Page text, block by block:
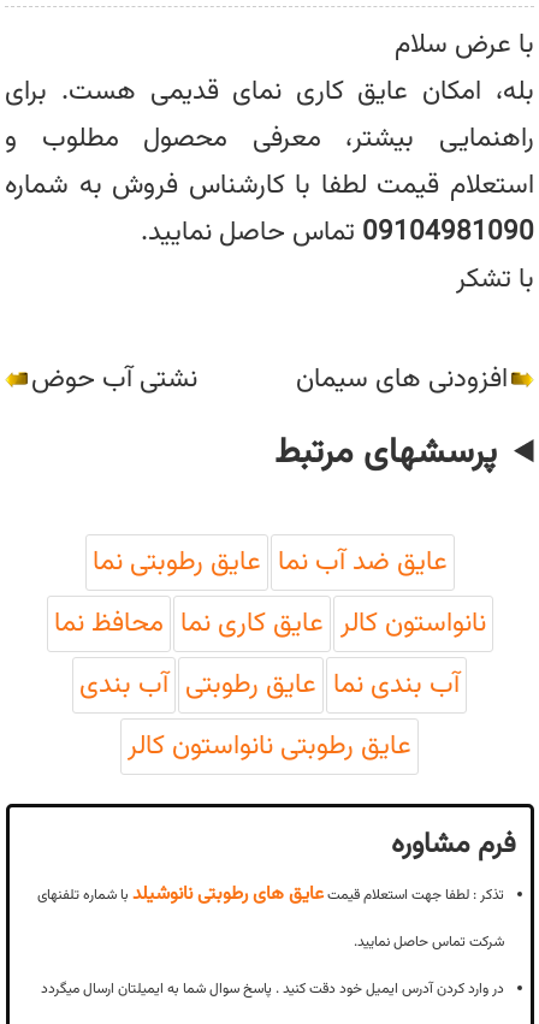
با عرض سلام
بله، امکان عایق کاری نمای قدیمی هست. برای
راهنمایی بیشتر، معرفی محصول مطلوب و
استعلام قیمت لطفا با کارشناس فروش به شماره
09104981090 تماس حاصل نمایید.
با تشکر
افزودنی های سیمان نشتی آب حوض
پرسشهای مرتبط
عایق ضد آب نما عایق رطوبتی نما
نانواستون کالر عایق کاری نما محافظ نما
آب بندی نما عایق رطوبتی آب بندی
عایق رطوبتی نانواستون کالر
فرم مشاوره
تذکر : لطفا جهت استعلام قیمتعایق های رطوبتی نانوشیلد با شماره تلفنهای
شرکت تماس حاصل نمایید.
در وارد کردن آدرس ایمیل خود دقت کنید . پاسخ سوال شما به ایمیلتان ارسال میگردد